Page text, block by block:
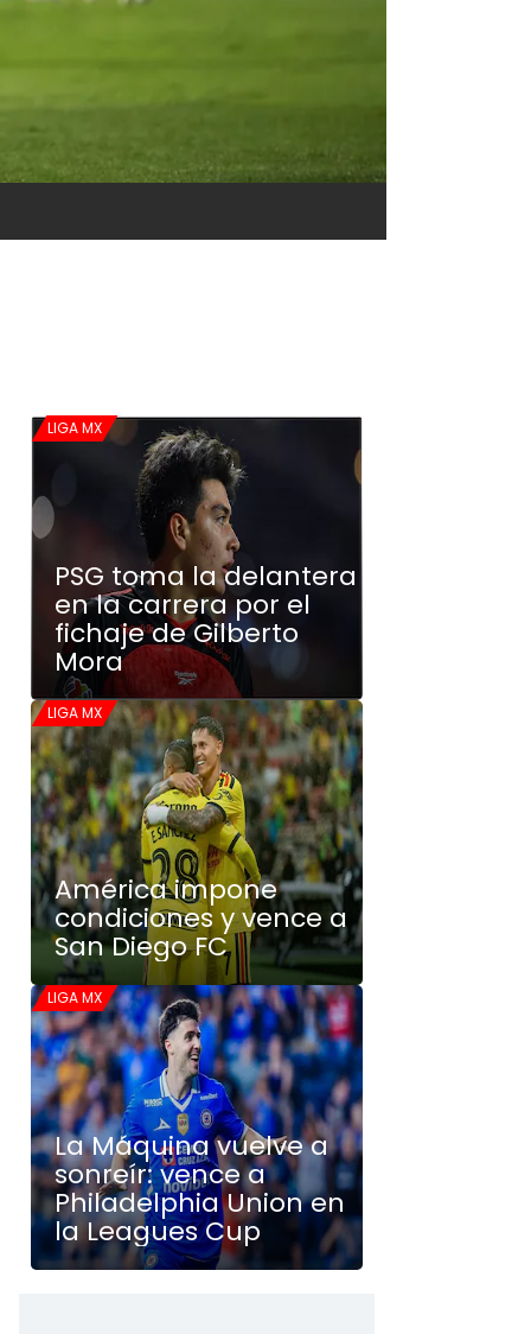
LIGA MX
PSG toma la delantera
en la carrera por el
fichaje de Gilberto
Mora
LIGA MX
América impone
condiciones y vence a
San Diego FC
LIGA MX
La Máquina vuelve a
sonreír: vence a
Philadelphia Union en
la Leagues Cup